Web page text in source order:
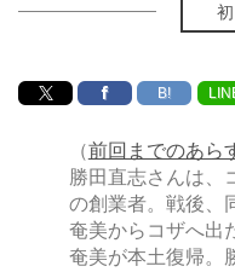
B!
（前回までのあら
勝田直志さんは、
の創業者。戦後、
奄美からコザへ出
奄美が本土復帰。